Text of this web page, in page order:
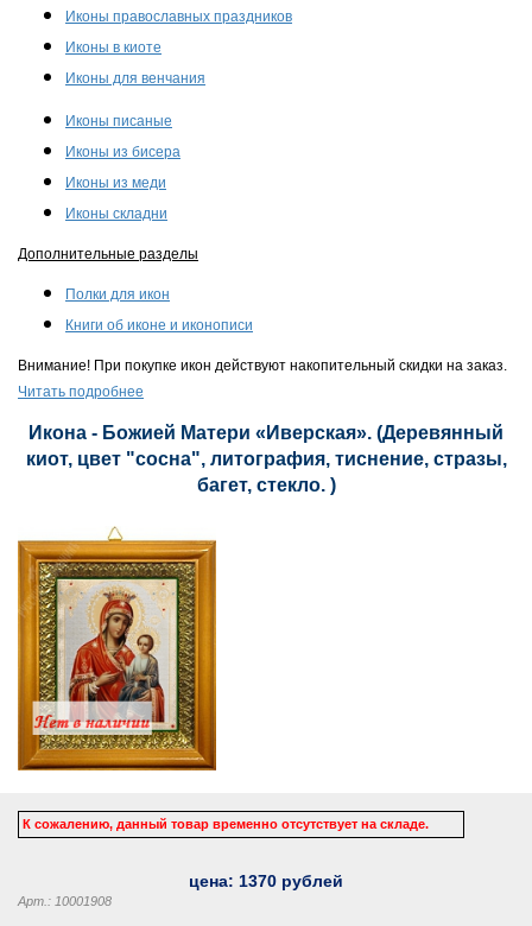
Иконы православных праздников
Иконы в киоте
Иконы для венчания
Иконы писаные
Иконы из бисера
Иконы из меди
Иконы складни
Дополнительные разделы
Полки для икон
Книги об иконе и иконописи
Внимание! При покупке икон действуют накопительный скидки на заказ.
Читать подробнее
Икона - Божией Матери «Иверская». (Деревянный
киот, цвет "сосна", литография, тиснение, стразы,
багет, стекло. )
К сожалению, данный товар временно отсутствует на складе.
цена: 1370 рублей
Арт.: 10001908